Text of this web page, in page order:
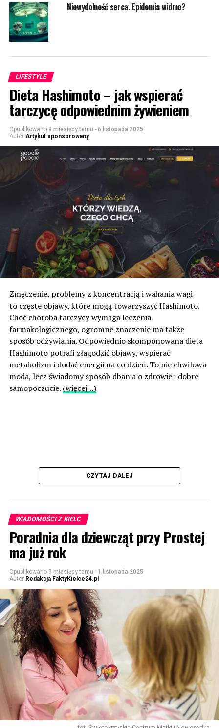
Niewydolność serca. Epidemia widmo?
LIFESTYLE
Dieta Hashimoto – jak wspierać
tarczycę odpowiednim żywieniem
Opublikowano 9 miesięcy temu - 6 listopada 2025
Autor Artykuł sponsorowany
Zmęczenie, problemy z koncentracją i wahania wagi
to częste objawy, które mogą towarzyszyć Hashimoto.
Choć choroba tarczycy wymaga leczenia
farmakologicznego, ogromne znaczenie ma także
sposób odżywiania. Odpowiednio skomponowana dieta
Hashimoto potrafi złagodzić objawy, wspierać
metabolizm i dodać energii na co dzień. To nie chwilowa
moda, lecz świadomy sposób dbania o zdrowie i dobre
samopoczucie. (więcej…)
CZYTAJ DALEJ
WIADOMOŚCI Z KIELC
Poradnia dla dziewcząt przy Prostej
ma już rok
Opublikowano 9 miesięcy temu - 1 listopada 2025
Autor Redakcja FaktyKielce24.pl